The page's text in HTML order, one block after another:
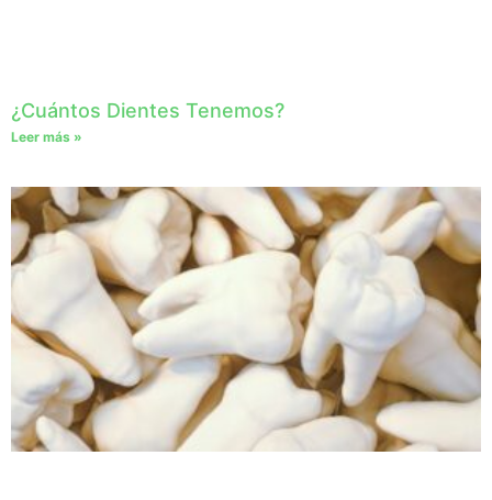
¿Cuántos Dientes Tenemos?
Leer más »